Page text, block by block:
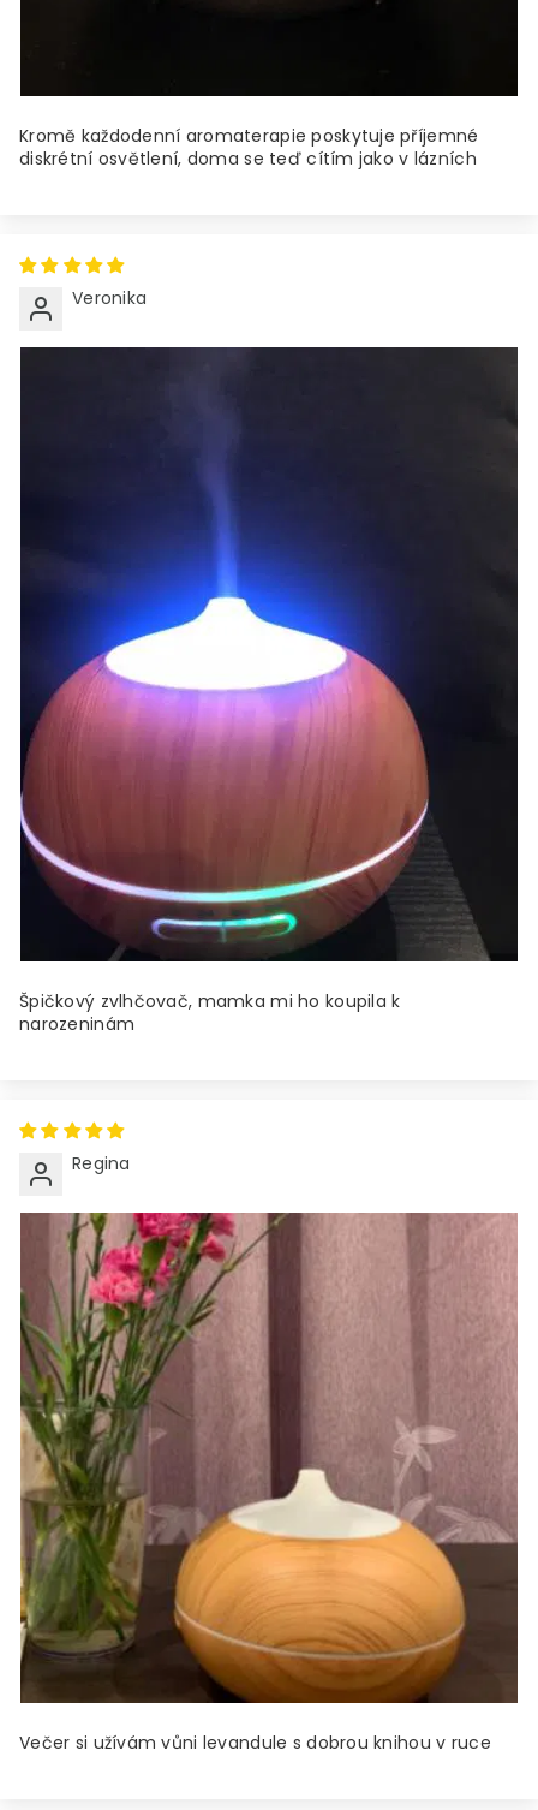
Kromě každodenní aromaterapie poskytuje příjemné
diskrétní osvětlení, doma se teď cítím jako v lázních
Veronika
Špičkový zvlhčovač, mamka mi ho koupila k
narozeninám
Regina
Večer si užívám vůni levandule s dobrou knihou v ruce